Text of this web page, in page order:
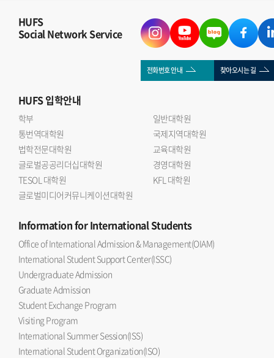
HUFS
Social Network Service
전화번호 안내 찾아오시는 길
HUFS입학안내
학부
일반대학원
통번역대학원
국제지역대학원
법학전문대학원
교육대학원
글로벌공공리더십대학원
경영대학원
TESOL 대학원
KFL 대학원
글로벌미디어커뮤니케이션대학원
Informationfor International Students
Office of International Admission & Management(OIAM)
International Student Support Center(ISSC)
Undergraduate Admission
Graduate Admission
Student Exchange Program
Visiting Program
International Summer Session(ISS)
International Student Organization(ISO)